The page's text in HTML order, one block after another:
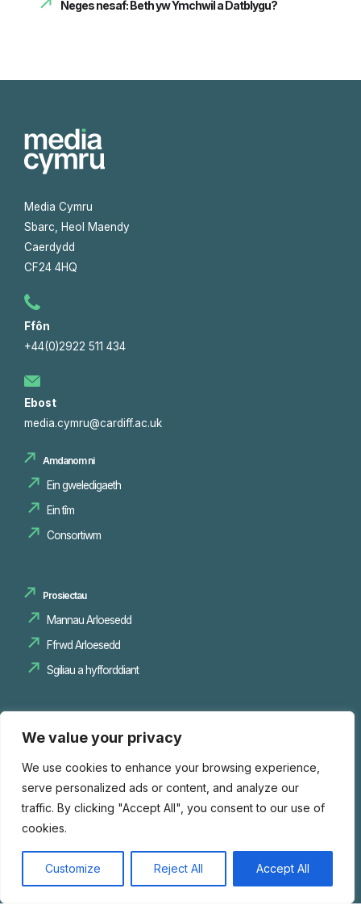
We value your privacy
We use cookies to enhance your browsing experience,
serve personalized ads or content, and analyze our
traffic. By clicking "Accept All", you consent to our use of
cookies.
Customize Reject All Accept All
Neges nesaf: Beth yw Ymchwil a Datblygu?
Media Cymru
Sbarc, Heol Maendy
Caerdydd
CF24 4HQ
Ffôn
+44(0)2922 511 434
Ebost
media.cymru@cardiff.ac.uk
Amdanom ni
Ein gweledigaeth
Ein tîm
Consortiwm
Prosiectau
Mannau Arloesedd
Sgiliau a hyfforddiant
Mewnwelediadau
Ymchwil
Cyfleoedd
Cysylltwch â ni